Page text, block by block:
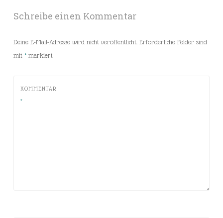
Schreibe einen Kommentar
Deine E-Mail-Adresse wird nicht veröffentlicht. Erforderliche Felder sind
mit *markiert
KOMMENTAR
*